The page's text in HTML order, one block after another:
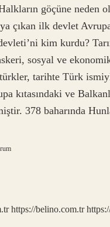
Halkların göçüne
çıkan ilk devlet
kim kurdu?
sosyal ve
tarihte Türk
kıtasındaki ve
378 baharında
https://belino.com.tr